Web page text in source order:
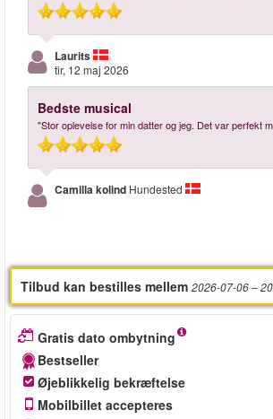
Laurits
tir, 12 maj 2026
Bedste musical
"Stor oplevelse for min datter og jeg. Det var perfekt
Camilla kolind Hundested
Tilbud kan bestilles mellem 2026-07-06–
Gratis dato ombytning
Bestseller
Øjeblikkelig bekræftelse
Mobilbillet accepteres